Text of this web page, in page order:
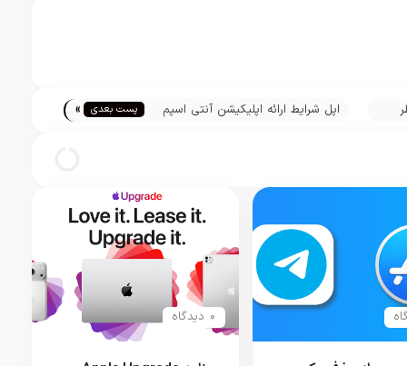
اپل شرایط ارائه اپلیکیشن آنتی اسپم
پست بعدی »
0 دیدگاه